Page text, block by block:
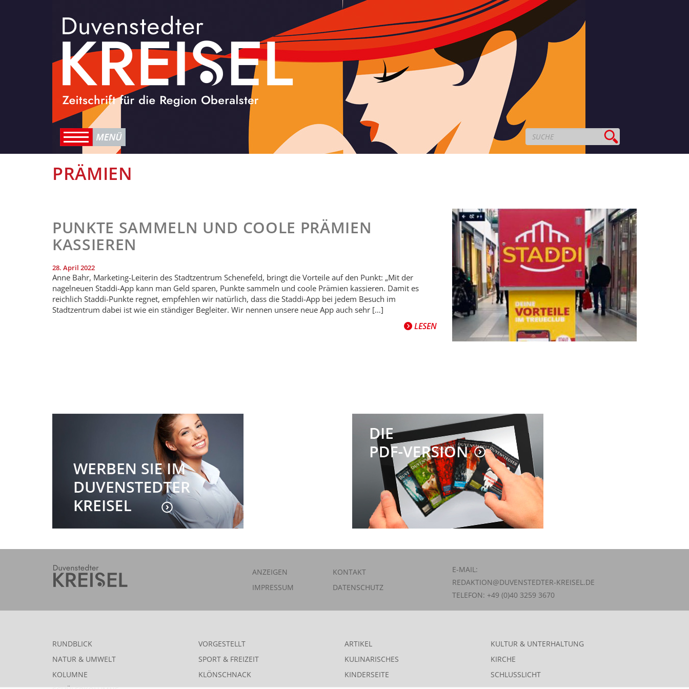
PRÄMIEN
PUNKTE SAMMELN UND COOLE PRÄMIEN
KASSIEREN
28. April 2022
Anne Bahr, Marketing-Leiterin des Stadtzentrum Schenefeld, bringt die Vorteile auf den Punkt: „Mit der
nagelneuen Staddi-App kann man Geld sparen, Punkte sammeln und coole Prämien kassieren. Damit es
reichlich Staddi-Punkte regnet, empfehlen wir natürlich, dass die Staddi-App bei jedem Besuch im
Stadtzentrum dabei ist wie ein ständiger Begleiter. Wir nennen unsere neue App auch sehr […]
LESEN
ANZEIGEN
KONTAKT
IMPRESSUM
DATENSCHUTZ
E-MAIL:
REDAKTION@DUVENSTEDTER-KREISEL.DE
TELEFON: +49 (0)40 3259 3670
RUNDBLICK VORGESTELLT ARTIKEL
KULTUR & UNTERHALTUNG
NATUR & UMWELT
SPORT & FREIZEIT KULINARISCHES
KIRCHE
KOLUMNE
KLÖNSCHNACK KINDERSEITE
SCHLUSSLICHT